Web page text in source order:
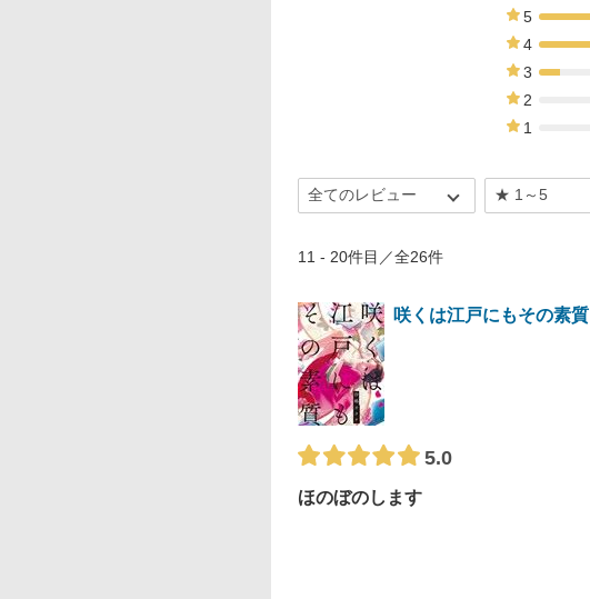
5
4
3
2
1
11 - 20件目／全26件
咲くは江戸にもその素質
5.0
ほのぼのします